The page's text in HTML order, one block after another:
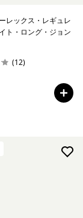
レックス・レギュレ
ト・ロング・ジョン
(12レビュー
)